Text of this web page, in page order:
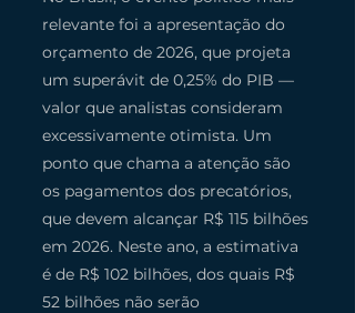
relevante foi a apresentação do
orçamento de 2026, que projeta
um superávit de 0,25% do PIB —
valor que analistas consideram
excessivamente otimista. Um
ponto que chama a atenção são
os pagamentos dos precatórios,
que devem alcançar R$ 115 bilhões
em 2026. Neste ano, a estimativa
é de R$ 102 bilhões, dos quais R$
52 bilhões não serão